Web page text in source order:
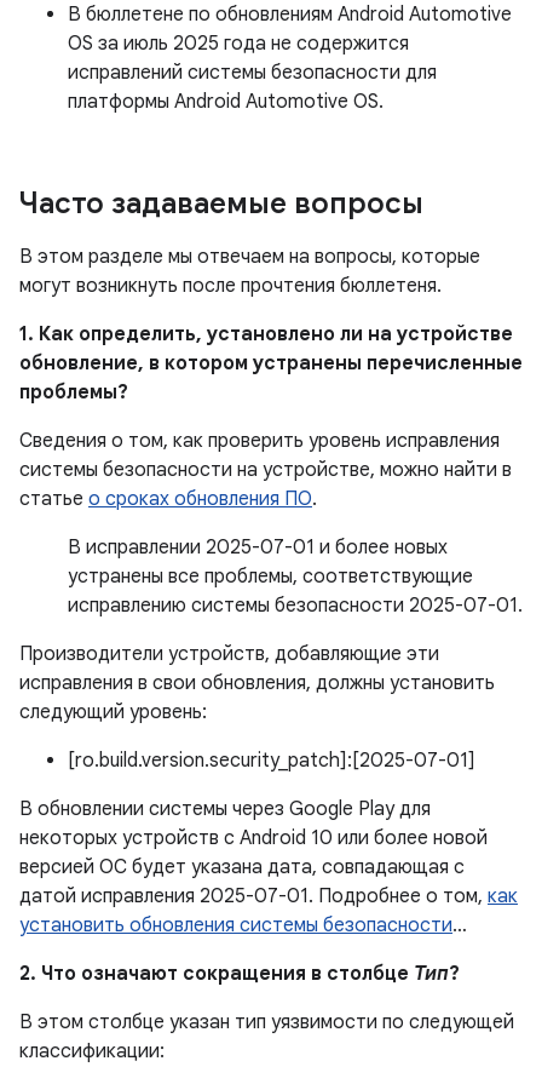
В бюллетене по обновлениям Android Automotive
OS за июль 2025 года не содержится
исправлений системы безопасности для
платформы Android Automotive OS.
Часто задаваемые вопросы
В этом разделе мы отвечаем на вопросы, которые
могут возникнуть после прочтения бюллетеня.
1. Как определить, установлено ли на устройстве
обновление, в котором устранены перечисленные
проблемы?
Сведения о том, как проверить уровень исправления
системы безопасности на устройстве, можно найти в
статье о сроках обновления ПО.
В исправлении 2025-07-01 и более новых
устранены все проблемы, соответствующие
исправлению системы безопасности 2025-07-01.
Производители устройств, добавляющие эти
исправления в свои обновления, должны установить
следующий уровень:
[ro.build.version.security_patch]:[2025-07-01]
В обновлении системы через Google Play для
некоторых устройств с Android 10 или более новой
версией ОС будет указана дата, совпадающая с
датой исправления 2025-07-01. Подробнее о том, как
установить обновления системы безопасности…
2. Что означают сокращения в столбце Тип?
В этом столбце указан тип уязвимости по следующей
классификации: